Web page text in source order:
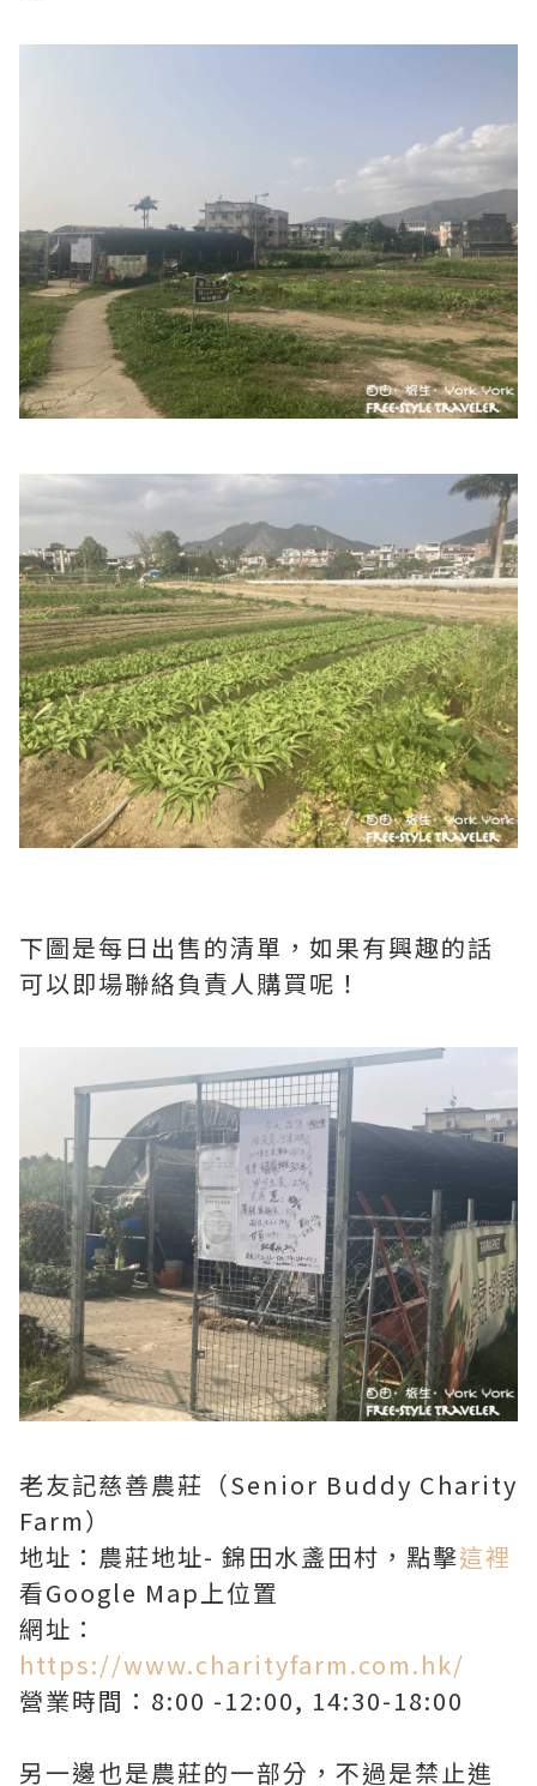
下圖是每日出售的清單，如果有興趣的話
可以即場聯絡負責人購買呢！
老友記慈善農莊（Senior Buddy Charity
Farm）
地址：農莊地址- 錦田水盞田村，點擊這裡
看Google Map上位置
網址：
https://www.charityfarm.com.hk/
營業時間：8:00 -12:00, 14:30-18:00
另一邊也是農莊的一部分，不過是禁止進